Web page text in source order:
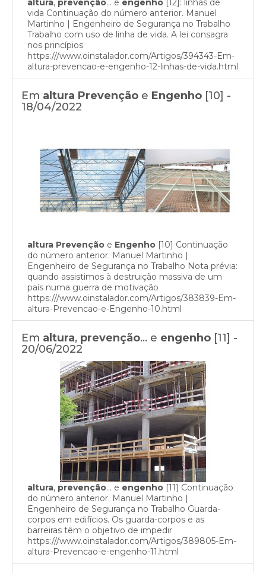
altura, prevenção… e engenho [12]: linhas de
vida Continuação do número anterior. Manuel
Martinho | Engenheiro de Segurança no Trabalho
Trabalho com uso de linha de vida. A lei consagra
nos princípios
https:///www.oinstalador.com/Artigos/394343-Em-
altura-prevencao-e-engenho-12-linhas-de-vida.html
Em altura Prevenção e Engenho [10] -
18/04/2022
altura Prevenção e Engenho [10] Continuação
do número anterior. Manuel Martinho |
Engenheiro de Segurança no Trabalho Nota prévia:
quando assistimos à destruição massiva de um
país numa guerra de motivação
https:///www.oinstalador.com/Artigos/383839-Em-
altura-Prevencao-e-Engenho-10.html
Em altura, prevenção… e engenho [11] -
20/06/2022
altura, prevenção… e engenho [11] Continuação
do número anterior. Manuel Martinho |
Engenheiro de Segurança no Trabalho Guarda-
corpos em edifícios. Os guarda-corpos e as
barreiras têm o objetivo de impedir
https:///www.oinstalador.com/Artigos/389805-Em-
altura-Prevencao-e-engenho-11.html